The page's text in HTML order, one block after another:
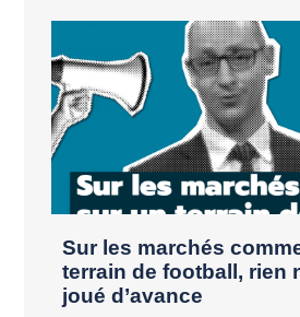
Sur les marchés
terrain de football, rien
joué d’avance